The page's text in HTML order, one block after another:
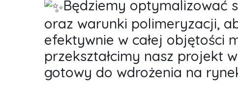
Będziemy optymalizować
oraz warunki polimeryzacji,
efektywnie w całej objętości
przekształcimy nasz projekt
gotowy do wdrożenia na